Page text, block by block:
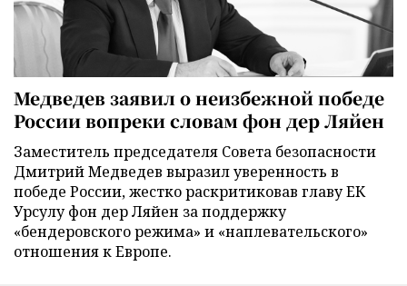
Медведев заявил о неизбежной победе
России вопреки словам фон дер Ляйен
Заместитель председателя Совета безопасности
Дмитрий Медведев выразил уверенность в
победе России, жестко раскритиковав главу ЕК
Урсулу фон дер Ляйен за поддержку
«бендеровского режима» и «наплевательского»
отношения к Европе.